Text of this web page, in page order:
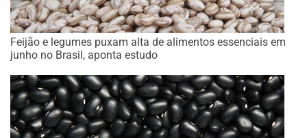
Feijão e legumes puxam alta de alimentos essenciais em
junho no Brasil, aponta estudo